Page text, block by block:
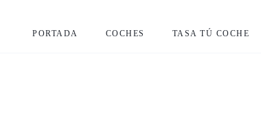
PORTADA COCHES TASA TÚ COCHE